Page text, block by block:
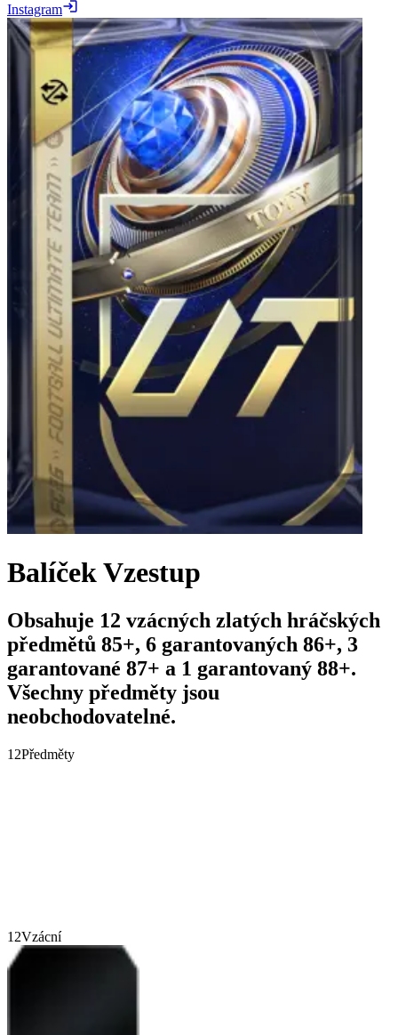
Instagram
Balíček Vzestup
Obsahuje 12 vzácných zlatých hráčských
předmětů 85+, 6 garantovaných 86+, 3
garantované 87+ a 1 garantovaný 88+.
Všechny předměty jsou
neobchodovatelné.
12Předměty
12Vzácní